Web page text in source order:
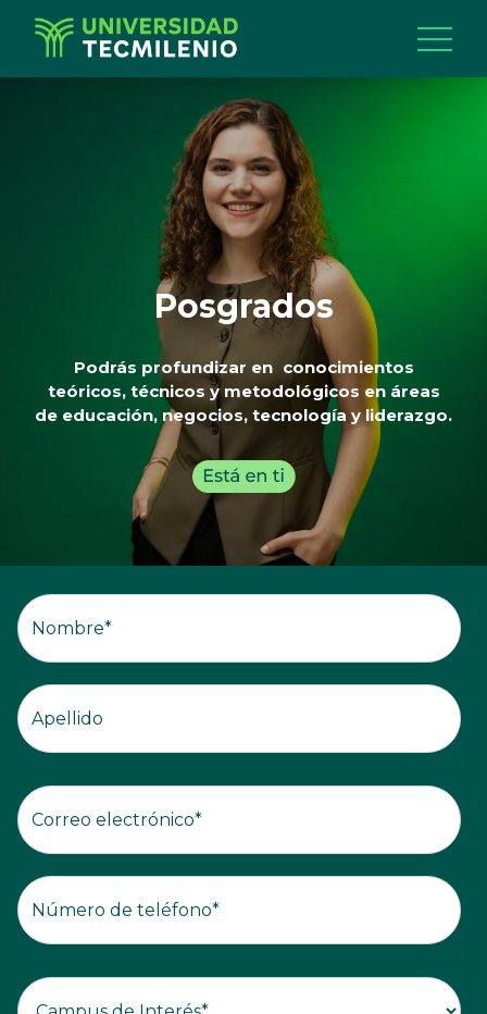
Posgrados
Podrás profundizar en conocimientos
teóricos, técnicos y metodológicos en áreas
de educación, negocios, tecnología y liderazgo.